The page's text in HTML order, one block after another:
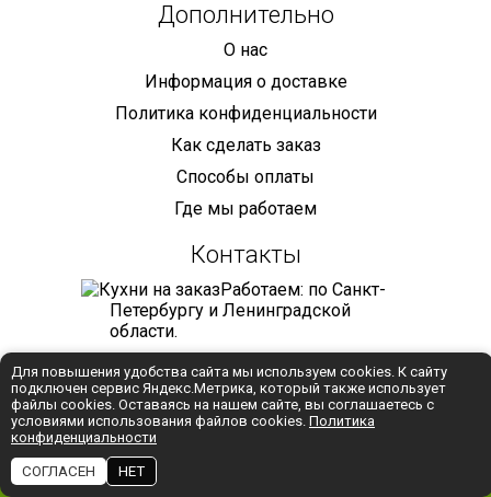
Дополнительно
О нас
Информация о доставке
Политика конфиденциальности
Как сделать заказ
Способы оплаты
Где мы работаем
Контакты
Работаем: по Санкт-
Петербургу и Ленинградской
области.
+7 (921) 905-68-59
info@mebelmaniya.com
Разработка:
Для повышения удобства сайта мы используем cookies. К сайту
подключен сервис Яндекс.Метрика, который также использует
файлы cookies. Оставаясь на нашем сайте, вы соглашаетесь с
условиями использования файлов cookies. Политика
конфиденциальности
СОГЛАСЕН НЕТ